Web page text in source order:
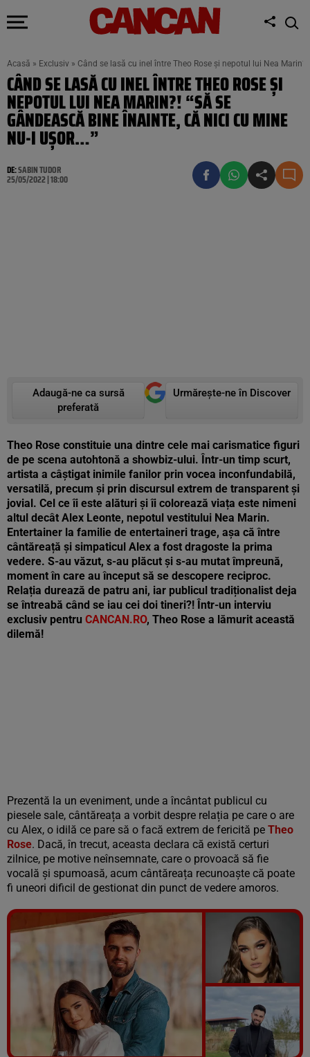
Acasă » Exclusiv » Când se lasă cu inel între Theo Rose și nepotul lui Nea
CÂND SE LASĂ CU INEL ÎNTRE THEO ROSE ȘI
NEPOTUL LUI NEA MARIN?! “SĂ SE
GÂNDEASCĂ BINE ÎNAINTE, CĂ NICI CU MINE
NU-I UȘOR…”
DE:SABIN TUDOR
25/05/2022 | 18:00
Adaugă-ne ca sursă
preferată
Urmărește-ne în Discover
Theo Rose constituie una dintre cele mai carismatice figuri
de pe scena autohtonă a showbiz-ului. Într-un timp scurt,
artista a câștigat inimile fanilor prin vocea inconfundabilă,
versatilă, precum și prin discursul extrem de transparent și
jovial. Cel ce îi este alături și îi colorează viața este nimeni
altul decât Alex Leonte, nepotul vestitului Nea Marin.
Entertainer la familie de entertaineri trage, așa că între
cântăreață și simpaticul Alex a fost dragoste la prima
vedere. S-au văzut, s-au plăcut și s-au mutat împreună,
moment în care au început să se descopere reciproc.
Relația durează de patru ani, iar publicul tradiționalist deja
se întreabă când se iau cei doi tineri?! Într-un interviu
exclusiv pentru CANCAN.RO, Theo Rose a lămurit această
dilemă!
Prezentă la un eveniment, unde a încântat publicul cu
piesele sale, cântăreața a vorbit despre relația pe care o are
cu Alex, o idilă ce pare să o facă extrem de fericită pe Theo
Rose. Dacă, în trecut, aceasta declara că există certuri
zilnice, pe motive neînsemnate, care o provoacă să fie
vocală și spumoasă, acum cântăreața recunoaște că poate
fi uneori dificil de gestionat din punct de vedere amoros.